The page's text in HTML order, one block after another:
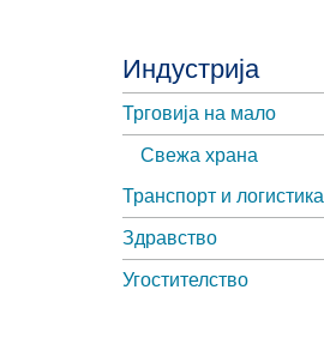
Индустрија
Трговија на мало
Свежа храна
Транспорт и логистика
Здравство
Угостителство